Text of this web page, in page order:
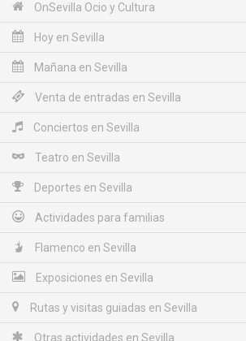
OnSevilla Ocio y Cultura
Hoy en Sevilla
Mañana en Sevilla
Venta de entradas en Sevilla
Conciertos en Sevilla
Teatro en Sevilla
Deportes en Sevilla
Actividades para familias
Flamenco en Sevilla
Exposiciones en Sevilla
Rutas y visitas guiadas en Sevilla
Otras actividades en Sevilla